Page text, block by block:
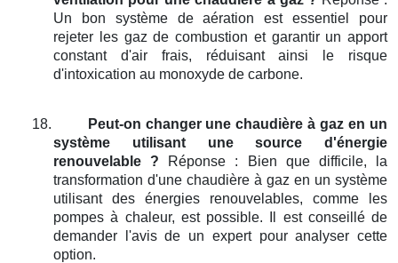
Un bon système de aération est essentiel pour
rejeter les gaz de combustion et garantir un apport
constant d'air frais, réduisant ainsi le risque
d'intoxication au monoxyde de carbone.
18.
Peut-on changer une chaudière à gaz en un
système utilisant une source d'énergie
renouvelable ? Réponse : Bien que difficile, la
transformation d'une chaudière à gaz en un système
utilisant des énergies renouvelables, comme les
pompes à chaleur, est possible. Il est conseillé de
demander l'avis de un expert pour analyser cette
option.